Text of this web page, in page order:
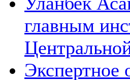
главным
Экспертное